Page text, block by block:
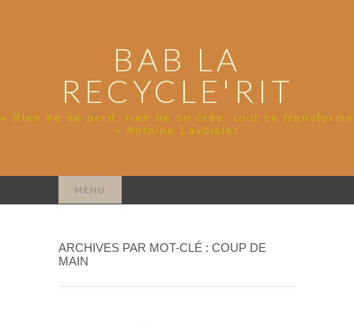
BAB LA
RECYCLE'RIT
« Rien ne se perd, rien ne se crée, tout se transforme
» Antoine Lavoisier
MENU
ARCHIVES PAR MOT-CLÉ : COUP DE
MAIN